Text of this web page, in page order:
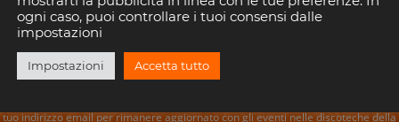
i tuoi eventi preferiti in
tuo indirizzo email per rimanere aggiornato con gli eventi nelle discoteche
ogni caso, puoi controllare i tuoi consensi dalle
impostazioni
Impostazioni Accetta tutto